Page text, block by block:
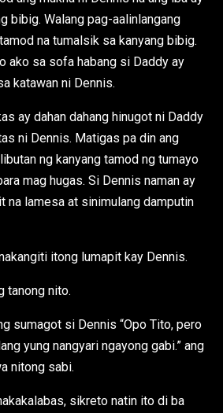
bibig. Walang pag-aalinlangang
na tumalsik sa kanyang bibig.
ako sa sofa habang si Daddy ay
katawan ni Dennis.
ay dahan dahang hinugot ni Daddy
ni Dennis. Matigas pa din ang
ng kanyang tamod ng tumayo
mag hugas. Si Dennis naman ay
na lamesa at sinimulang damputin
itong lumapit kay Dennis.
tanong nito.
sumagot si Dennis “Opo Tito, pero
yung nangyari ngayong gabi.” ang
nitong sabi.
sikreto natin ito di ba